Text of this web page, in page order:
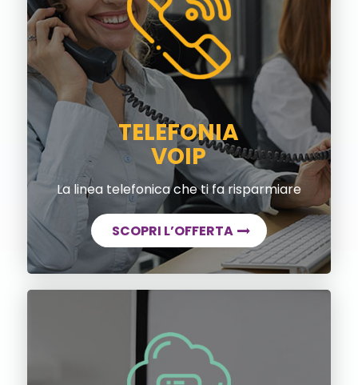
TELEFONIA
VOIP
La linea telefonica che ti fa risparmiare
SCOPRI L’OFFERTA